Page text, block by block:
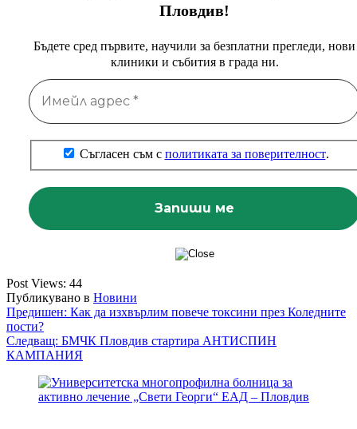
Пловдив!
Бъдете сред първите, научили за безплатни прегледи, нови
клиники и събития в града ни.
Съгласен съм с политиката за поверителност.
Post Views: 44
Публикувано в Новини
Навигация
Предишен: Как да изхвърлим повече токсини през Коледните
пости?
Следващ: БМЧК Пловдив стартира АНТИСПИН
КАМПАНИЯ